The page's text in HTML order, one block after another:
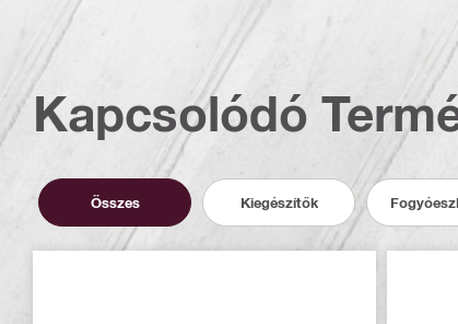
Kapcsolódó
Összes Kiegészítők